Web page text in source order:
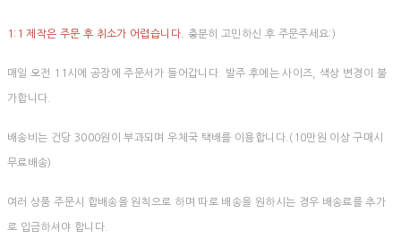
1:1 제작은 주문 후 취소가 어렵습니다. 충분히 고민하신 후 주문주세요:)
매일 오전 11시에 공장에 주문서가 들어갑니다. 발주 후에는 사이즈, 색상 변경이 불
가합니다.
배송비는 건당 3000원이 부과되며 우체국 택배를 이용합니다.(10만원 이상 구매시
무료배송)
여러 상품 주문시 합배송을 원칙으로 하며 따로 배송을 원하시는 경우 배송료를 추가
로 입금하셔야 합니다.